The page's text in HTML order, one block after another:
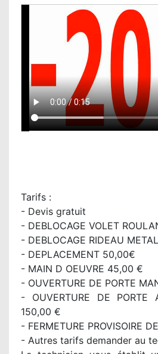
Tarifs :
- Devis gratuit
- DEBLOCAGE VOLET
- DEBLOCAGE RIDEAU
- DEPLACEMENT 50,00€
- MAIN D OEUVRE 45,00 €
- OUVERTURE DE PORTE
- OUVERTURE DE PORTE
150,00 €
- FERMETURE PROVISOIRE
- Autres tarifs demander au